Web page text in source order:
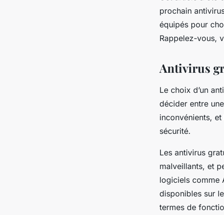
prochain
équipés pour
Rappelez-vous,
Antivirus
Le choix d’un
décider entre
inconvénients,
sécurité.
Les antivirus
malveillants, et
logiciels comme
disponibles sur
termes de